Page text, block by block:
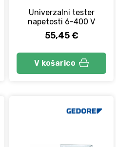
Univerzalni tester
napetosti 6-400 V
55,45 €
V košarico